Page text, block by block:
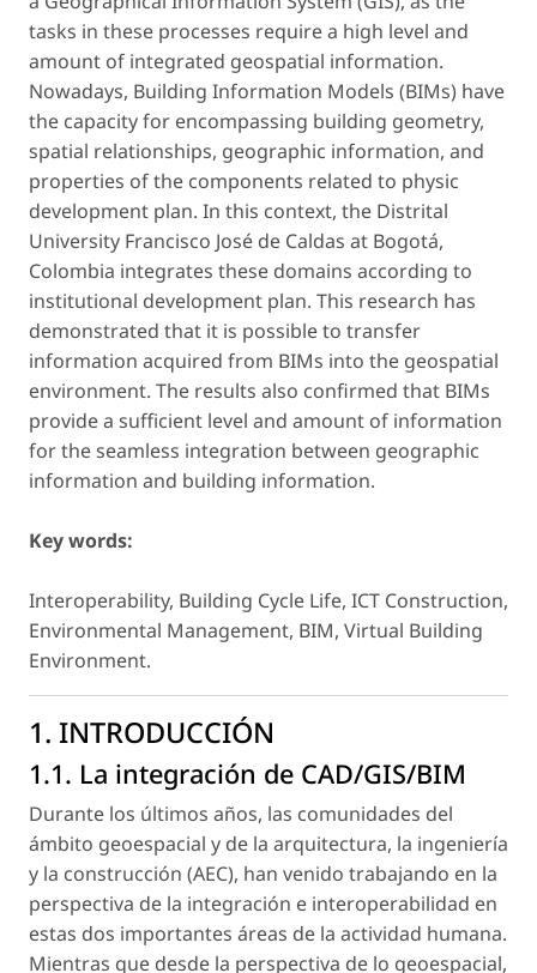
tasks in these processes require a high level and
amount of integrated geospatial information.
Nowadays, Building Information Models (BIMs) have
the capacity for encompassing building geometry,
spatial relationships, geographic information, and
properties of the components related to physic
development plan. In this context, the Distrital
University Francisco José de Caldas at Bogotá,
Colombia integrates these domains according to
institutional development plan. This research has
demonstrated that it is possible to transfer
information acquired from BIMs into the geospatial
environment. The results also confirmed that BIMs
provide a sufficient level and amount of information
for the seamless integration between geographic
information and building information.
Key words:
Interoperability, Building Cycle Life, ICT Construction,
Environmental Management, BIM, Virtual Building
Environment.
1. INTRODUCCIÓN
1.1. La integración de CAD/GIS/BIM
Durante los últimos años, las comunidades del
ámbito geoespacial y de la arquitectura, la ingeniería
y la construcción (AEC), han venido trabajando en la
perspectiva de la integración e interoperabilidad en
estas dos importantes áreas de la actividad humana.
Mientras que desde la perspectiva de lo geoespacial,